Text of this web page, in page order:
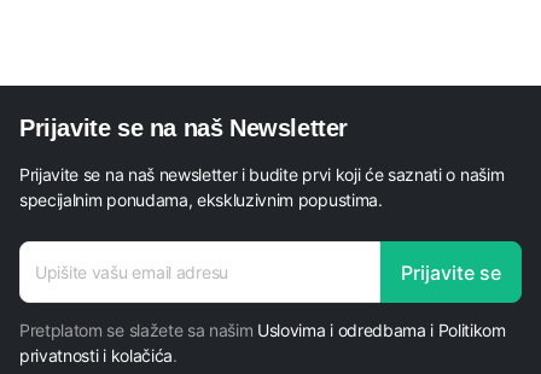
Prijavite se na naš Newsletter
Prijavite se na naš newsletter i budite prvi koji će saznati o našim
specijalnim ponudama, ekskluzivnim popustima.
adresa
adresa
Prijavite se
Pretplatom se slažete sa našim Uslovima i odredbama i Politikom
privatnosti i kolačića.